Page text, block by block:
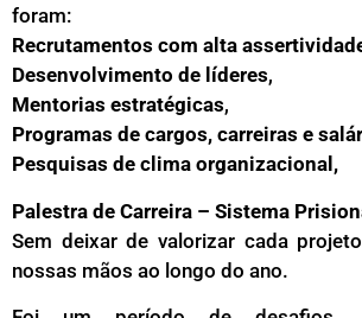
foram:
Recrutamentos com alta
Desenvolvimento de líderes,
Mentorias estratégicas,
Programas de cargos, carreiras e
Pesquisas de clima organizacional,
Palestra de Carreira – Sistema
Sem deixar de valorizar cada
nossas mãos ao longo do ano.